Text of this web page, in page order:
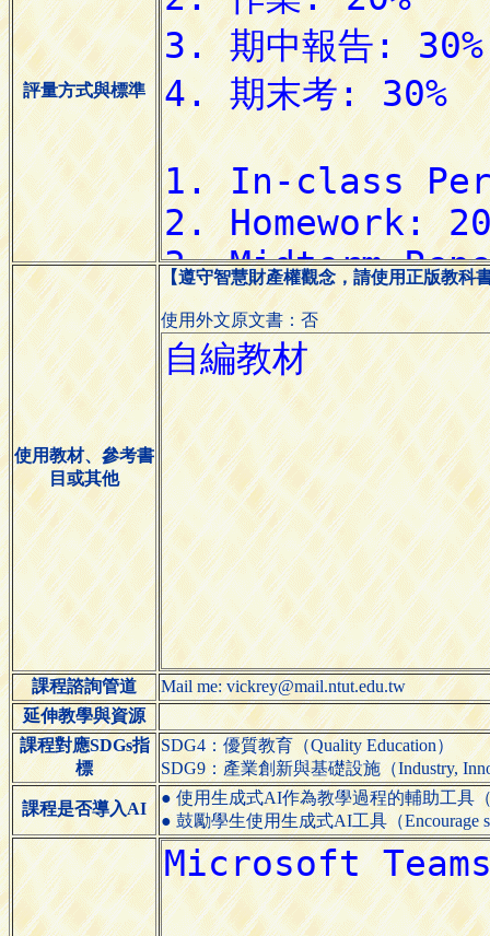
評量方式與標準
使用教材、參考書
目或其他
【遵守智慧財產權觀念，請使用正版教科
使用外文原文書：否
課程諮詢管道
Mail me: vickrey@mail.ntut.edu.tw
延伸教學與資源
課程對應SDGs指
標
SDG4：優質教育（Quality Education）
SDG9：產業創新與基礎設施（Industry,
課程是否導入AI
● 使用生成式AI作為教學過程的輔助工具（
● 鼓勵學生使用生成式AI工具（Encourage